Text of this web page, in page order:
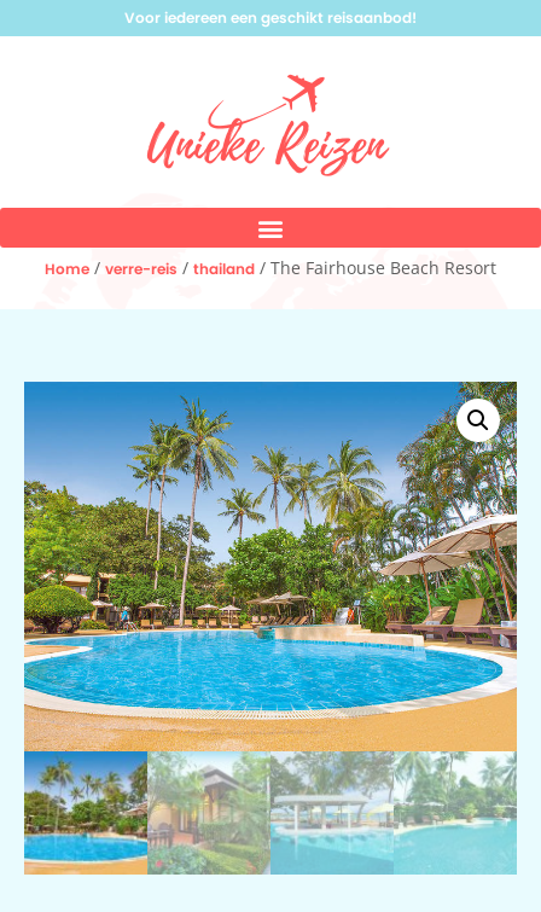
Voor iedereen een geschikt reisaanbod!
Home / verre-reis / thailand / The Fairhouse Beach Resort